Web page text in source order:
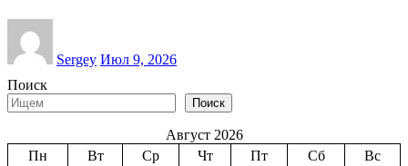
Sergey Июл 9, 2026
Поиск
Поиск
Август 2026
Пн
Вт Ср Чт Пт Сб
Вс